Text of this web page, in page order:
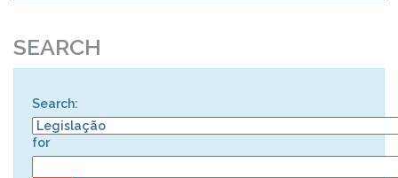
SEARCH
Search:
for